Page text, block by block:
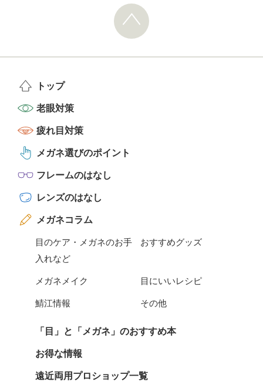
トップ
老眼対策
疲れ目対策
メガネ選びのポイント
フレームのはなし
レンズのはなし
メガネコラム
目のケア・メガネのお手
入れなど
おすすめグッズ
メガネメイク 目にいいレシピ
鯖江情報 その他
「目」と「メガネ」のおすすめ本
お得な情報
遠近両用プロショップ一覧